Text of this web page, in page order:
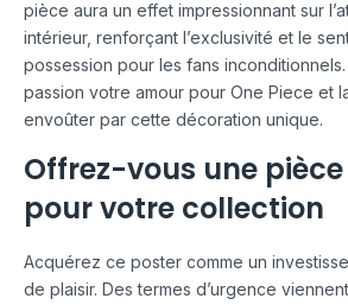
pièce aura un effet impressionnant sur
intérieur, renforçant l’exclusivité et le
possession pour les fans
passion votre amour pour One Piece et
envoûter par cette décoration unique.
Offrez-vous une
pour votre collection
Acquérez ce poster comme un
de plaisir. Des termes d’urgence